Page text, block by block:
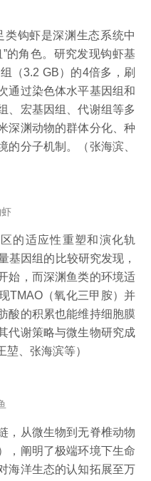
钩虾是深渊生态系统中
的角色。研究发现钩虾基
（3.2 GB）的4倍多，刷
通过染色体水平基因组和
、宏基因组、代谢组等多
深渊动物的群体分化、种
的分子机制。（张海滨、
的适应性重塑和演化轨
基因组的比较研究发现，
始，而深渊鱼类的环境适
TMAO（氧化三甲胺）并
酸的积累也能维持细胞膜
代谢策略与微生物研究成
、张海滨等）
，从微生物到无脊椎动物
，阐明了极端环境下生命
海洋生态的认知拓展至万